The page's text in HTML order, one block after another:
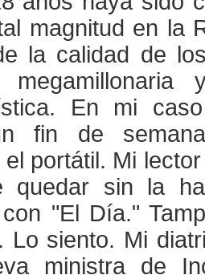
magnitud en la
la calidad de
En mi
fin de
el portátil. Mi
quedar sin la
"El Día."
Lo siento. Mi
ministra de